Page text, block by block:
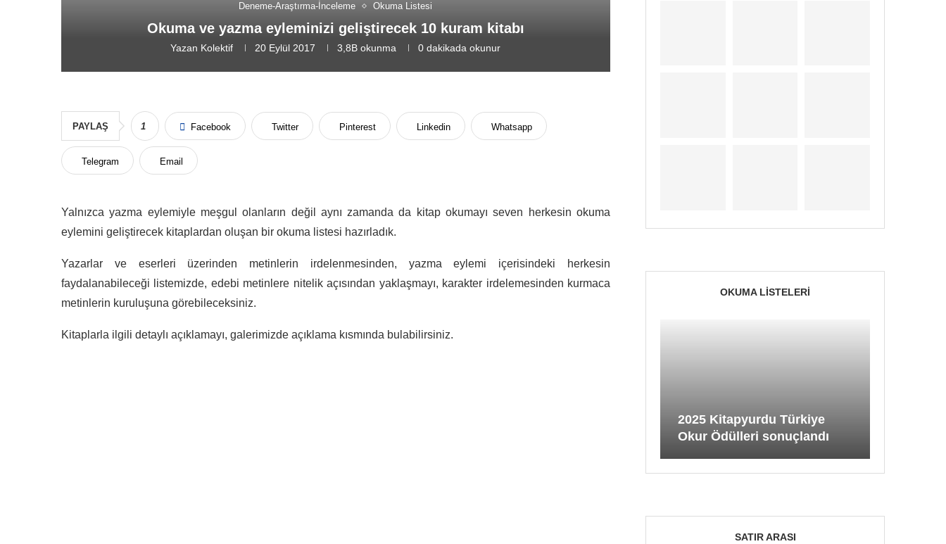
Deneme-Araştırma-İnceleme Okuma Listesi
Okuma ve yazma eyleminizi geliştirecek 10 kuram kitabı
Yazan Kolektif 20 Eylül 2017 3,8B okunma 0 dakikada okunur
PAYLAŞ 1 Facebook Twitter Pinterest Linkedin Whatsapp
Telegram Email
Yalnızca yazma eylemiyle meşgul olanların değil aynı zamanda da kitap okumayı seven herkesin okuma
eylemini geliştirecek kitaplardan oluşan bir okuma listesi hazırladık.
Yazarlar ve eserleri üzerinden metinlerin irdelenmesinden, yazma eylemi içerisindeki herkesin
faydalanabileceği listemizde, edebi metinlere nitelik açısından yaklaşmayı, karakter irdelemesinden kurmaca
metinlerin kuruluşuna görebileceksiniz.
Kitaplarla ilgili detaylı açıklamayı, galerimizde açıklama kısmında bulabilirsiniz.
OKUMA LISTELERI
2025 Kitapyurdu Türkiye
Okur Ödülleri sonuçlandı
SATIR ARASI